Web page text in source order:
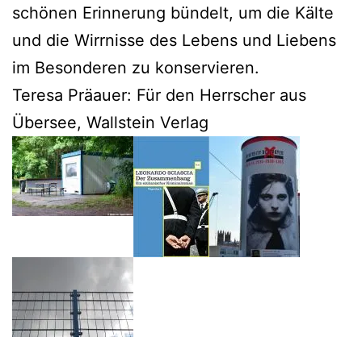
schönen Erinnerung bündelt, um die Kälte
und die Wirrnisse des Lebens und Liebens
im Besonderen zu konservieren.
Teresa Präauer: Für den Herrscher aus
Übersee, Wallstein Verlag